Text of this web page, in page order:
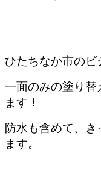
ひたちなか市のビ
一面のみの塗り替
ます！
防水も含めて、き
ます。